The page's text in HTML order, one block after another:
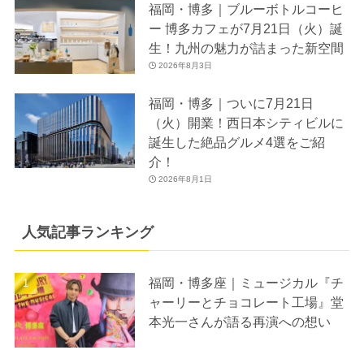
福岡・博多｜ブルーボトルコーヒ
ー 博多カフェが7月21日（火）誕
生！九州の魅力が詰まった新空間
2026年8月3日
福岡・博多｜ついに7月21日
（火）開業！西日本シティビルに
誕生した絶品グルメ4選をご紹
介！
2026年8月1日
人気記事ランキング
福岡・博多座｜ミュージカル『チ
ャーリーとチョコレート工場』堂
本光一さんが語る再演への想い